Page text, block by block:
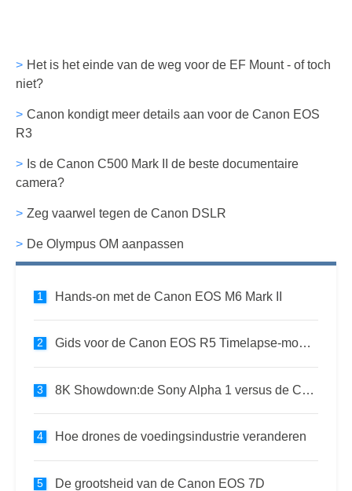
Het is het einde van de weg voor de EF Mount - of toch
niet?
Canon kondigt meer details aan voor de Canon EOS
R3
Is de Canon C500 Mark II de beste documentaire
camera?
Zeg vaarwel tegen de Canon DSLR
De Olympus OM aanpassen
Hands-on met de Canon EOS M6 Mark II
Gids voor de Canon EOS R5 Timelapse-modus
8K Showdown:de Sony Alpha 1 versus de Canon EOS R5
Hoe drones de voedingsindustrie veranderen
De grootsheid van de Canon EOS 7D